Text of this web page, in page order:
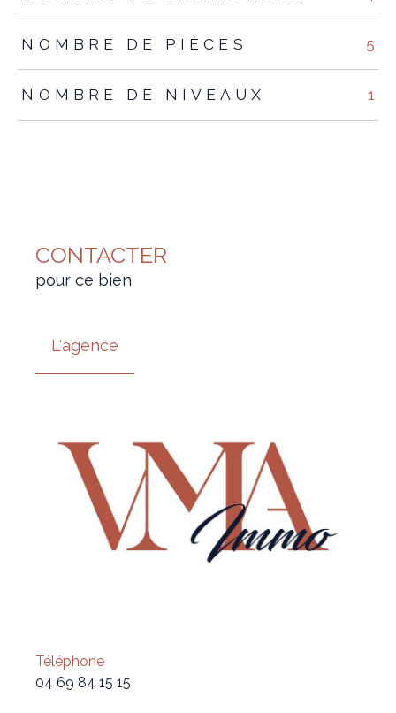
NOMBRE DE PIÈCES 5
NOMBRE DE NIVEAUX 1
CONTACTER
pour ce bien
L'agence
Téléphone
04 69 84 15 15